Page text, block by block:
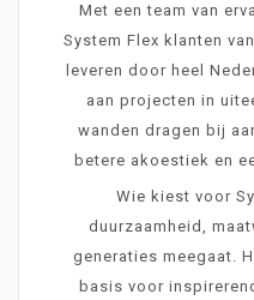
Met een team van
System Flex klanten
leveren door heel
aan projecten in
wanden dragen bij
betere akoestiek en
Wie kiest voor
duurzaamheid,
generaties meegaat.
basis voor